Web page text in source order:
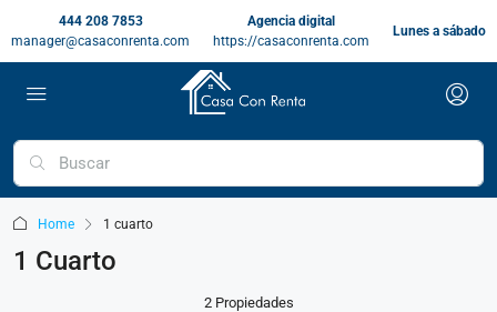
444 208 7853
manager@casaconrenta.com
Agencia digital
https://casaconrenta.com
Lunes a sábado
Home 1 cuarto
1 Cuarto
2 Propiedades